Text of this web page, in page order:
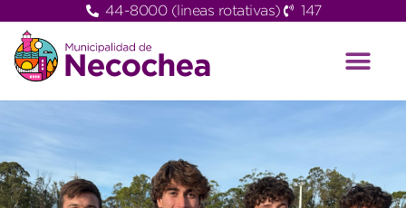
44-8000 (lineas rotativas) 147